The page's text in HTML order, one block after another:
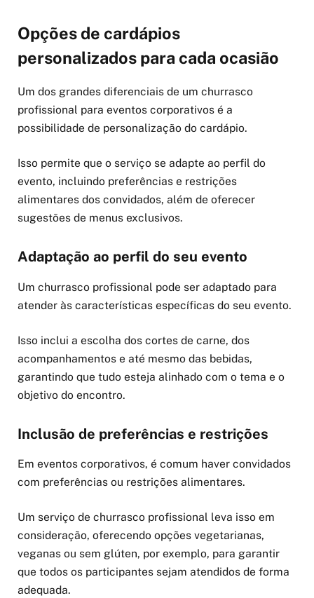
Opções de cardápios
personalizados para cada ocasião
Um dos grandes diferenciais de um churrasco
profissional para eventos corporativos é a
possibilidade de personalização do cardápio.
Isso permite que o serviço se adapte ao perfil do
evento, incluindo preferências e restrições
alimentares dos convidados, além de oferecer
sugestões de menus exclusivos.
Adaptação ao perfil do seu evento
Um churrasco profissional pode ser adaptado para
atender às características específicas do seu evento.
Isso inclui a escolha dos cortes de carne, dos
acompanhamentos e até mesmo das bebidas,
garantindo que tudo esteja alinhado com o tema e o
objetivo do encontro.
Inclusão de preferências e restrições
Em eventos corporativos, é comum haver convidados
com preferências ou restrições alimentares.
Um serviço de churrasco profissional leva isso em
consideração, oferecendo opções vegetarianas,
veganas ou sem glúten, por exemplo, para garantir
que todos os participantes sejam atendidos de forma
adequada.